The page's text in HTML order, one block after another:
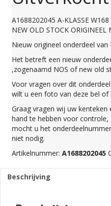
A1688202045 A-KLASSE
NEW OLD STOCK ORIGINEEL
Nieuw origineel onderdeel van
Het betreft een nieuw
,zogenaamd NOS of new old
Voor vragen over dit
wilt u een foto van deze bel of
Graag vragen wij uw
hand te hebben voor controle,
mocht u het
niet nodig.
Artikelnummer: A1688202045
Beschrijving